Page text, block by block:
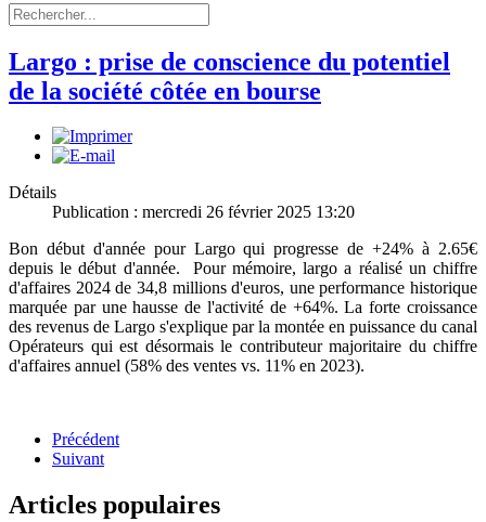
Largo : prise de conscience du potentiel
de la société côtée en bourse
Détails
Publication : mercredi 26 février 2025 13:20
Bon début d'année pour Largo qui progresse de +24% à 2.65€
depuis le début d'année. Pour mémoire, largo a réalisé un chiffre
d'affaires 2024 de 34,8 millions d'euros, une performance historique
marquée par une hausse de l'activité de +64%. La forte croissance
des revenus de Largo s'explique par la montée en puissance du canal
Opérateurs qui est désormais le contributeur majoritaire du chiffre
d'affaires annuel (58% des ventes vs. 11% en 2023).
Précédent
Suivant
Articles populaires